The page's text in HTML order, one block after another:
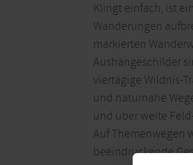
Klingt einfach, ist
Wanderungen
markierten
Aushängeschilder
viertägige Wildnis-
und naturnahe
und über weite
Auf Themenwegen
beeindruckende